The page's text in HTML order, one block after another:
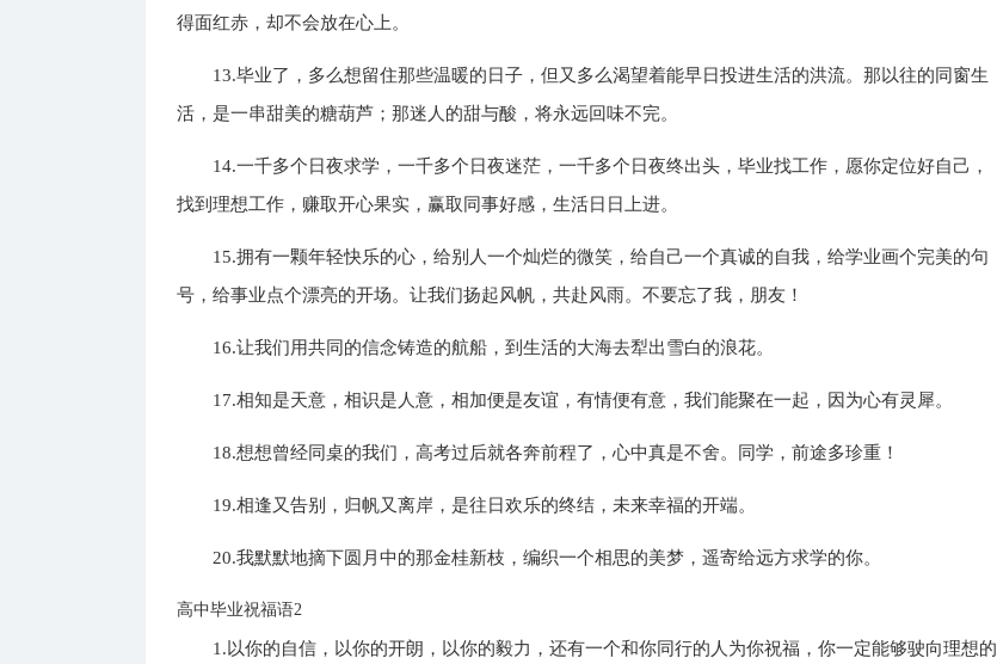
得面红赤，却不会放在心上。
13.毕业了，多么想留住那些温暖的日子，但又多么渴望着能早日投进生活的洪流。那以往的同窗生
活，是一串甜美的糖葫芦；那迷人的甜与酸，将永远回味不完。
14.一千多个日夜求学，一千多个日夜迷茫，一千多个日夜终出头，毕业找工作，愿你定位好自己，
找到理想工作，赚取开心果实，赢取同事好感，生活日日上进。
15.拥有一颗年轻快乐的心，给别人一个灿烂的微笑，给自己一个真诚的自我，给学业画个完美的句
号，给事业点个漂亮的开场。让我们扬起风帆，共赴风雨。不要忘了我，朋友！
16.让我们用共同的信念铸造的航船，到生活的大海去犁出雪白的浪花。
17.相知是天意，相识是人意，相加便是友谊，有情便有意，我们能聚在一起，因为心有灵犀。
18.想想曾经同桌的我们，高考过后就各奔前程了，心中真是不舍。同学，前途多珍重！
19.相逢又告别，归帆又离岸，是往日欢乐的终结，未来幸福的开端。
20.我默默地摘下圆月中的那金桂新枝，编织一个相思的美梦，遥寄给远方求学的你。
高中毕业祝福语2
1.以你的自信，以你的开朗，以你的毅力，还有一个和你同行的人为你祝福，你一定能够驶向理想的